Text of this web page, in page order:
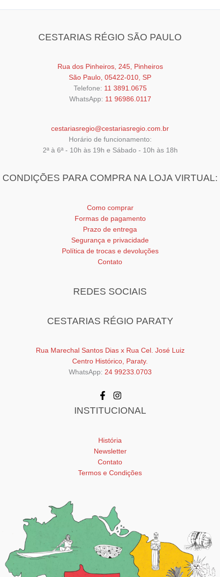
CESTARIAS RÉGIO SÃO PAULO
Rua dos Pinheiros, 245, Pinheiros
São Paulo, 05422-010, SP
Telefone: 11 3891.0675
WhatsApp: 11 96986.0117
cestariasregio@cestariasregio.com.br
Horário de funcionamento:
2ª à 6ª - 10h às 19h e Sábado - 10h às 18h
CONDIÇÕES PARA COMPRA NA LOJA VIRTUAL:
Como comprar
Formas de pagamento
Prazo de entrega
Segurança e privacidade
Política de trocas e devoluções
Contato
REDES SOCIAIS
CESTARIAS RÉGIO PARATY
Rua Marechal Santos Dias x Rua Cel. José Luiz
Centro Histórico, Paraty.
WhatsApp: 24 99233.0703
INSTITUCIONAL
História
Newsletter
Contato
Termos e Condições